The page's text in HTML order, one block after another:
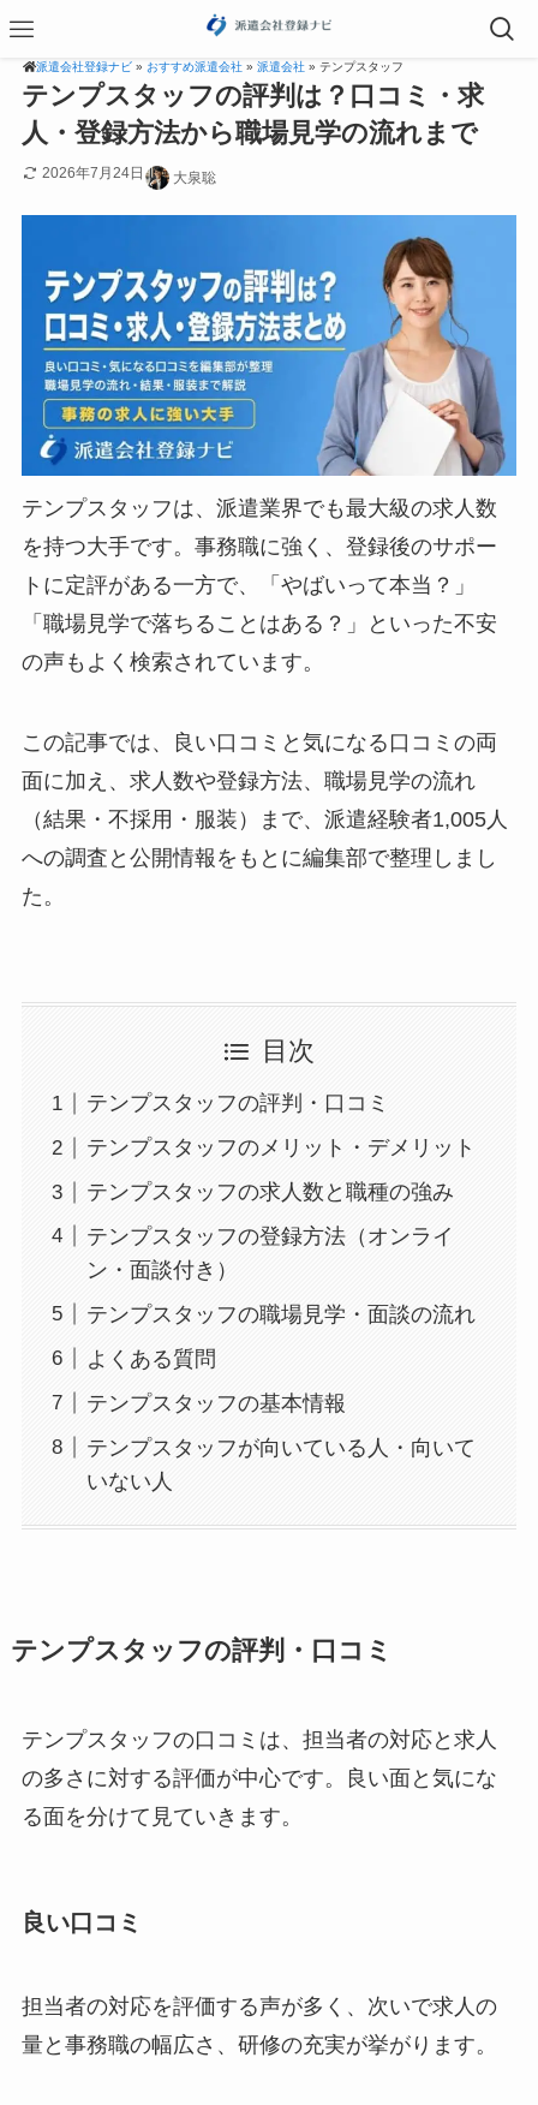
派遣会社登録ナビ » おすすめ派遣会社 »派遣会社 » テンプスタッフ
テンプスタッフの評判は？口コミ・求
人・登録方法から職場見学の流れまで
2026年7月24日 大泉聡
テンプスタッフは、派遣業界でも最大級の求人数
を持つ大手です。事務職に強く、登録後のサポー
トに定評がある一方で、「やばいって本当？」
「職場見学で落ちることはある？」といった不安
の声もよく検索されています。
この記事では、良い口コミと気になる口コミの両
面に加え、求人数や登録方法、職場見学の流れ
（結果・不採用・服装）まで、派遣経験者1,005人
への調査と公開情報をもとに編集部で整理しまし
た。
目次
テンプスタッフの評判・口コミ
テンプスタッフのメリット・デメリット
テンプスタッフの求人数と職種の強み
テンプスタッフの登録方法（オンライ
ン・面談付き）
テンプスタッフの職場見学・面談の流れ
よくある質問
テンプスタッフの基本情報
テンプスタッフが向いている人・向いて
いない人
テンプスタッフの評判・口コミ
テンプスタッフの口コミは、担当者の対応と求人
の多さに対する評価が中心です。良い面と気にな
る面を分けて見ていきます。
良い口コミ
担当者の対応を評価する声が多く、次いで求人の
量と事務職の幅広さ、研修の充実が挙がります。